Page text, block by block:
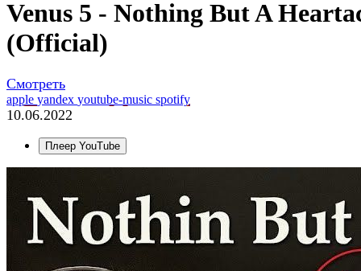
Venus 5 - Nothing But A
(Official)
Смотреть
apple yandex youtube-music spotify
10.06.2022
Плеер YouTube